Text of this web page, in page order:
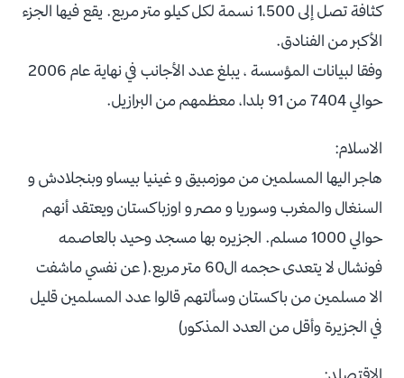
كثافة تصل إلى 1،500 نسمة لكل كيلو متر مربع. يقع فيها الجزء
الأكبر من الفنادق.
وفقا لبيانات المؤسسة ، يبلغ عدد الأجانب في نهاية عام 2006
حوالي 7404 من 91 بلدا، معظمهم من البرازيل.
الاسلام:
هاجر اليها المسلمين من موزمبيق و غينيا بيساو وبنجلادش و
السنغال والمغرب وسوريا و مصر و اوزباكستان ويعتقد أنهم
حوالي 1000 مسلم. الجزيره بها مسجد وحيد بالعاصمه
فونشال لا يتعدى حجمه ال60 متر مربع.( عن نفسي ماشفت
الا مسلمين من باكستان وسألتهم قالوا عدد المسلمين قليل
في الجزيرة وأقل من العدد المذكور)
الاقتصلد: